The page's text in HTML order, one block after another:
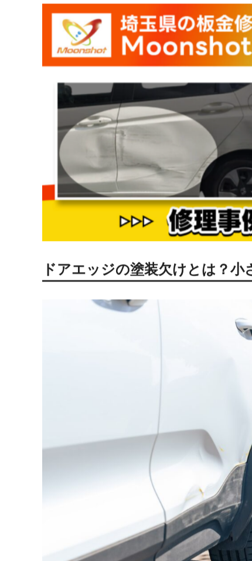
しかし、へこみや折れ曲がりなどがある場合、自分で
本記事では、ドアエッジに傷がついた場合の修理方法
「ドアエッジに傷がついたけれど、どうすれば良い
また、ムーンショットで対応した事例をまとめてい
ドアエッジの塗装欠けとは？